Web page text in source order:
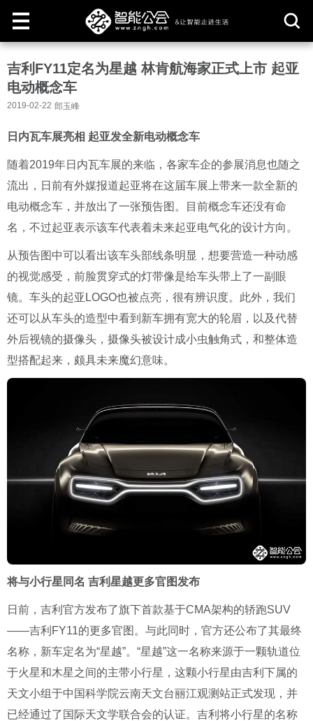
吉利FY11定名为星越 林肯航海家正式上市 起亚
电动概念车
2019-02-22 郎玉峰
日内瓦车展亮相 起亚发全新电动概念车
随着2019年日内瓦车展的来临，各家车企的参展消息也随之
流出，日前有外媒报道起亚将在这届车展上带来一款全新的
电动概念车，并放出了一张预告图。目前概念车还没有命
名，不过起亚表示该车代表着未来起亚电气化的设计方向。
从预告图中可以看出该车头部线条明显，想要营造一种动感
的视觉感受，前脸贯穿式的灯带像是给车头带上了一副眼
镜。车头的起亚LOGO也被点亮，很有辨识度。此外，我们
还可以从车头的造型中看到新车拥有宽大的轮眉，以及代替
外后视镜的摄像头，摄像头被设计成小虫触角式，和整体造
型搭配起来，颇具未来魔幻意味。
将与小行星同名 吉利星越更多官图发布
日前，吉利官方发布了旗下首款基于CMA架构的轿跑SUV
——吉利FY11的更多官图。与此同时，官方还公布了其最终
名称，新车定名为“星越”。“星越”这一名称来源于一颗轨道位
于火星和木星之间的主带小行星，这颗小行星由吉利下属的
天文小组于中国科学院云南天文台丽江观测站正式发现，并
已经通过了国际天文学联合会的认证。吉利将小行星的名称